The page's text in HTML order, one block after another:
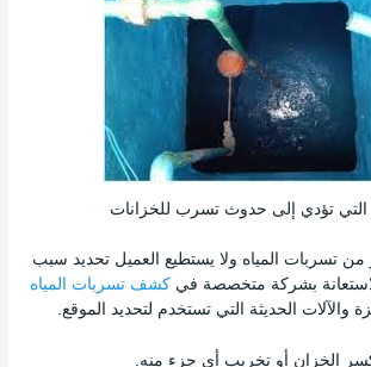
التي تؤدي إلى حدوث تسرب للخزانات
من تسربات المياه ولا يستطيع العميل تحديد سبب
بشركة متخصصة فيكشف تسربات المياه
والآلات الحديثة التي تستخدم لتحديد الموقع.
الخزان أو تخريب أي جزء منه.